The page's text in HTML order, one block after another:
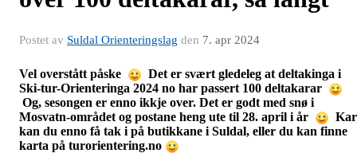
Postet av Suldal Orienteringslag den 7. apr 2024
Vel overstått påske
Det er svært gledeleg at deltakinga i
Ski-tur-Orienteringa 2024 no har passert 100 deltakarar
Og, sesongen er enno ikkje over. Det er godt med snø i
Mosvatn-området og postane heng ute til 28. april i år
kan du enno få tak i på butikkane i Suldal, eller du kan finne
karta på turorientering.no